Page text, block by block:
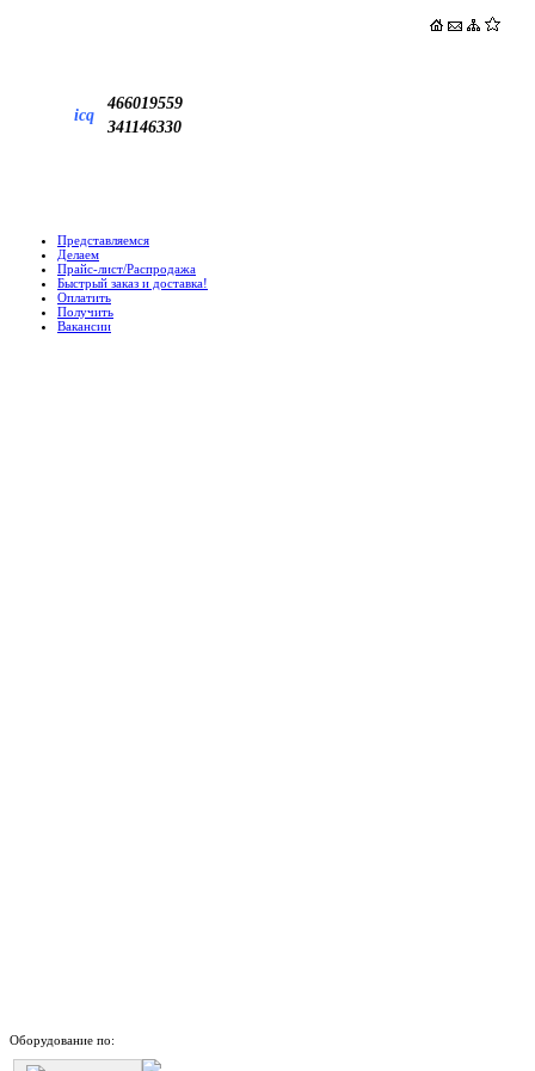
icq
466019559
341146330
Представляемся
Делаем
Прайс-лист/Распродажа
Быстрый заказ и доставка!
Оплатить
Получить
Вакансии
Оборудование по: